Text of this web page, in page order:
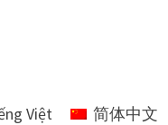
Việt 简体中文